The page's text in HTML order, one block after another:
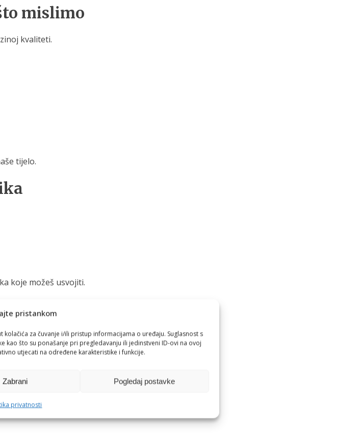
pristankom
za čuvanje i/ili pristup informacijama o uređaju. Suglasnost s
što su ponašanje pri pregledavanju ili jedinstveni ID-ovi na ovoj
utjecati na određene karakteristike i funkcije.
Zabrani Pogledaj postavke
privatnosti
mislimo
kvaliteti.
tijelo.
koje možeš usvojiti.
život